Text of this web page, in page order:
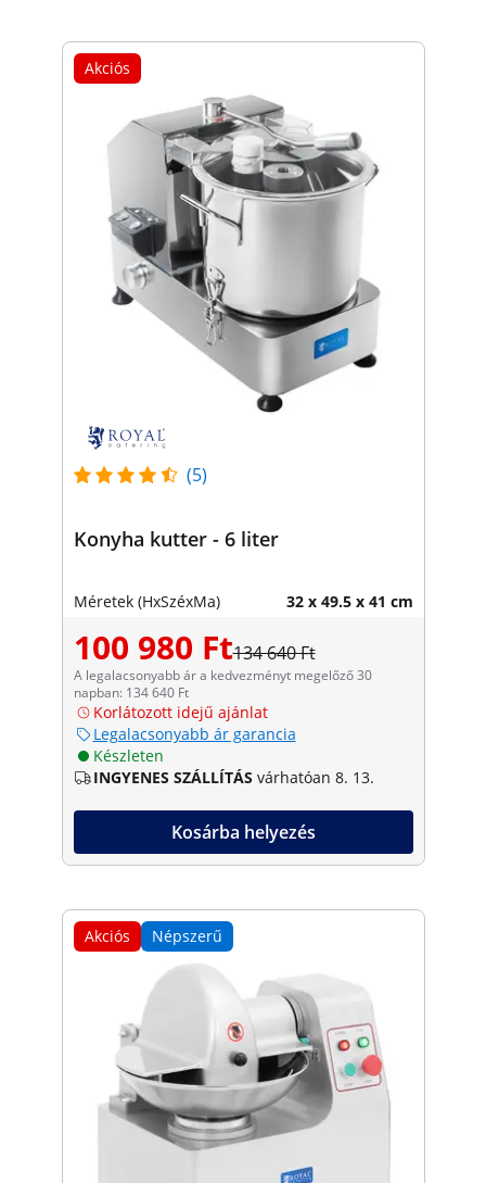
Akciós
(5)
Konyha kutter - 6 liter
Méretek (HxSzéxMa) 32 x 49.5 x 41 cm
100 980 Ft134 640 Ft
A legalacsonyabb ár a kedvezményt megelőző 30
napban: 134 640 Ft
Korlátozott idejű ajánlat
Legalacsonyabb ár garancia
Készleten
INGYENES SZÁLLÍTÁS várhatóan 8. 13.
Kosárba helyezés
Akciós Népszerű